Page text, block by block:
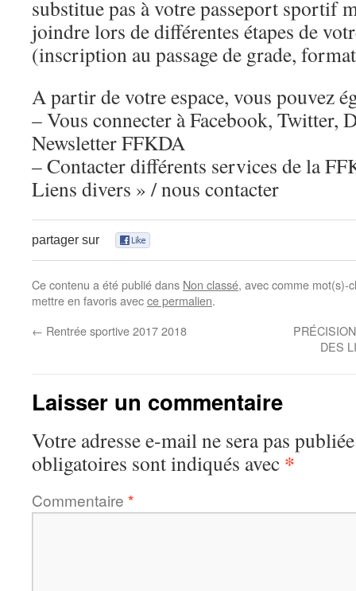
substitue pas à votre passeport sportif
joindre lors de différentes étapes de
(inscription au passage de grade,
A partir de votre espace, vous pouvez
– Vous connecter à Facebook, Twitter,
Newsletter FFKDA
– Contacter différents services de la
Liens divers » / nous contacter
partager sur
Ce contenu a été publié dans Non classé, avec comme mot(s)-
mettre en favoris avecce permalien.
← Rentrée sportive 2017 2018
DES
Laisser un commentaire
Votre adresse e-mail ne sera pas
obligatoires sont indiqués avec *
Commentaire *